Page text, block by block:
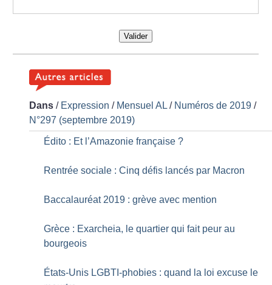
Valider
Dans / Expression / Mensuel AL / Numéros de 2019 /
N°297 (septembre 2019)
Édito : Et l’Amazonie française ?
Rentrée sociale : Cinq défis lancés par Macron
Baccalauréat 2019 : grève avec mention
Grèce : Exarcheia, le quartier qui fait peur au
bourgeois
États-Unis LGBTI-phobies : quand la loi excuse le